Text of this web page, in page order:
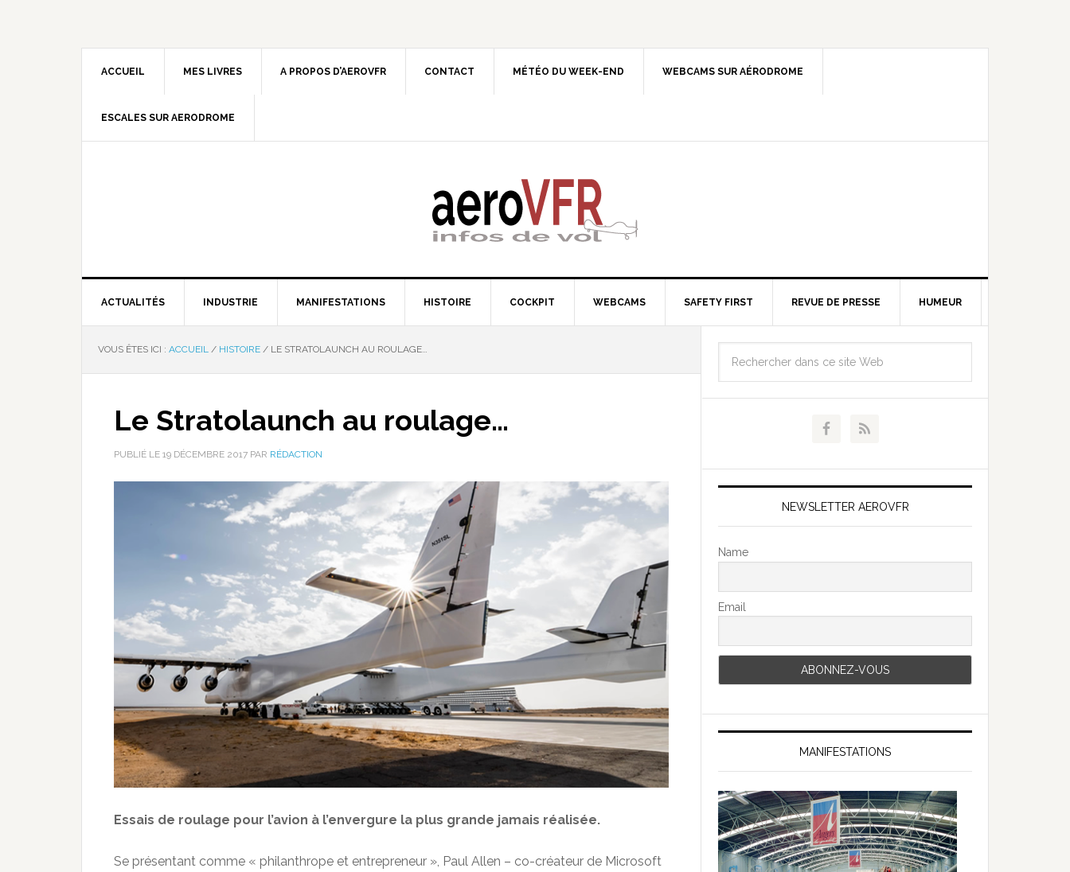
ACCUEIL MES LIVRES A PROPOS D’AEROVFR CONTACT MÉTÉO DU WEEK-END WEBCAMS SUR AÉRODROME
ESCALES SUR AERODROME
ACTUALITÉS INDUSTRIE MANIFESTATIONS HISTOIRE COCKPIT WEBCAMS SAFETY FIRST REVUE DE PRESSE HUMEUR
VOUS ÊTES ICI : ACCUEIL / HISTOIRE / LE STRATOLAUNCH AU ROULAGE…
Le Stratolaunch au roulage…
PUBLIÉ LE 19 DÉCEMBRE 2017 PAR RÉDACTION
Essais de roulage pour l’avion à l’envergure la plus grande jamais réalisée.
Se présentant comme « philanthrope et entrepreneur », Paul Allen – co-créateur de Microsoft
NEWSLETTER AEROVFR
Name
Email
MANIFESTATIONS